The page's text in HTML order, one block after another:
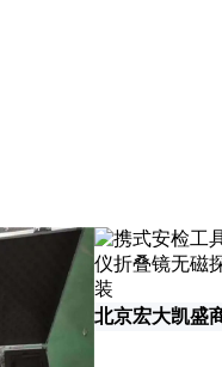
北京宏大凯盛